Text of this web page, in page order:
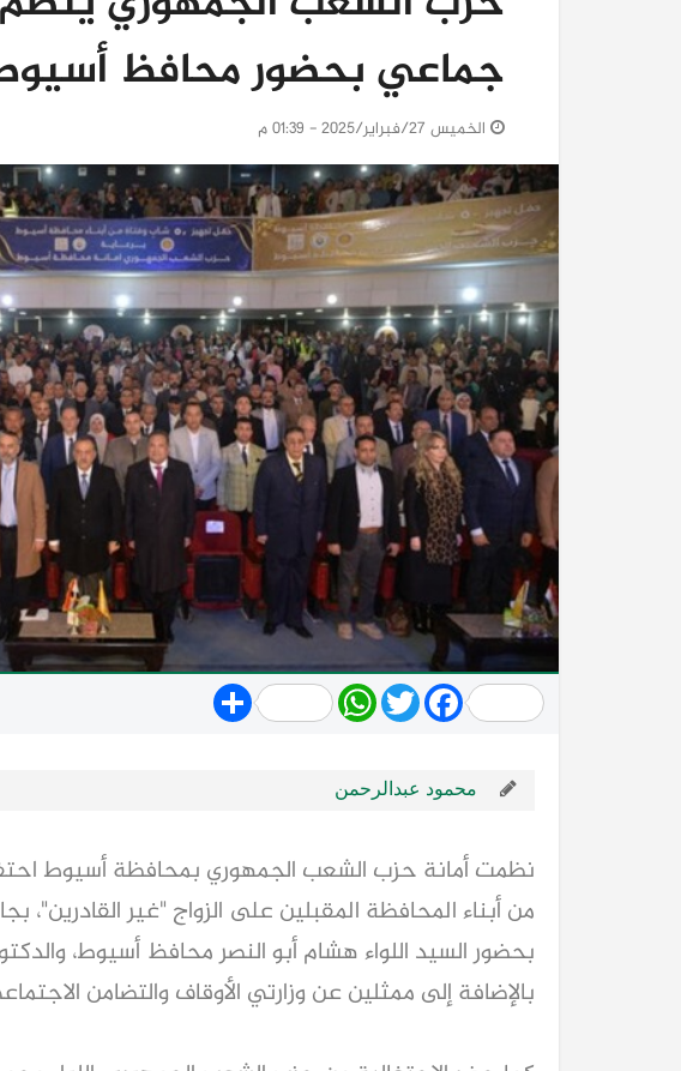
جماعي بحضور محافظ
الخميس 27/فبراير/2025 - 01:39 م
Share WhatsApp
TwitterFacebook
محمود عبدالرحمن
بحضور السيد اللواء هشام أبو النصر محافظ أسيوط،
بالإضافة إلى ممثلين عن وزارتي الأوقاف والتضامن